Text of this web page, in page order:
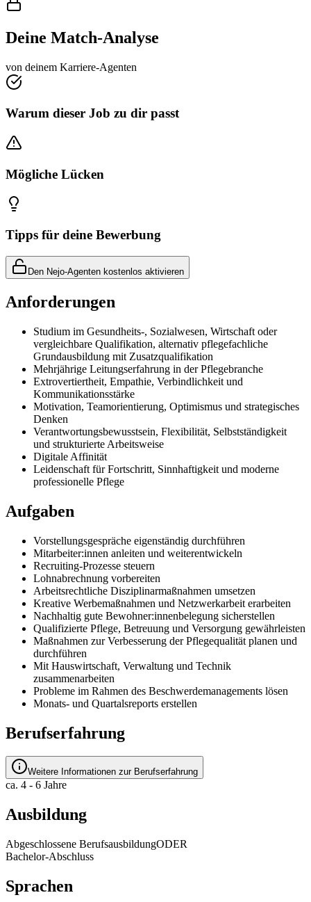
Deine Match-Analyse
von deinem Karriere-Agenten
Warum dieser Job zu dir passt
Mögliche Lücken
Tipps für deine Bewerbung
Den Nejo-Agenten kostenlos aktivieren
Anforderungen
Studium im Gesundheits-, Sozialwesen, Wirtschaft oder
vergleichbare Qualifikation, alternativ pflegefachliche
Grundausbildung mit Zusatzqualifikation
Mehrjährige Leitungserfahrung in der Pflegebranche
Extrovertiertheit, Empathie, Verbindlichkeit und
Kommunikationsstärke
Motivation, Teamorientierung, Optimismus und strategisches
Denken
Verantwortungsbewusstsein, Flexibilität, Selbstständigkeit
und strukturierte Arbeitsweise
Digitale Affinität
Leidenschaft für Fortschritt, Sinnhaftigkeit und moderne
professionelle Pflege
Aufgaben
Vorstellungsgespräche eigenständig durchführen
Mitarbeiter:innen anleiten und weiterentwickeln
Recruiting-Prozesse steuern
Lohnabrechnung vorbereiten
Arbeitsrechtliche Disziplinarmaßnahmen umsetzen
Kreative Werbemaßnahmen und Netzwerkarbeit erarbeiten
Nachhaltig gute Bewohner:innenbelegung sicherstellen
Qualifizierte Pflege, Betreuung und Versorgung gewährleisten
Maßnahmen zur Verbesserung der Pflegequalität planen und
durchführen
Mit Hauswirtschaft, Verwaltung und Technik
zusammenarbeiten
Probleme im Rahmen des Beschwerdemanagements lösen
Monats- und Quartalsreports erstellen
Berufserfahrung
Weitere Informationen zur Berufserfahrung
ca. 4 - 6 Jahre
Ausbildung
Abgeschlossene BerufsausbildungODER
Bachelor-Abschluss
Sprachen